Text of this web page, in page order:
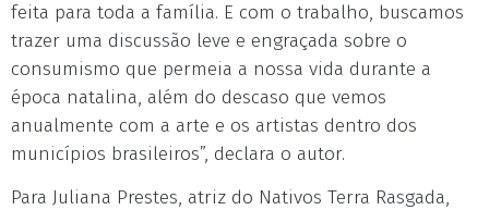
feita para toda a família. E com o trabalho, buscamos
trazer uma discussão leve e engraçada sobre o
consumismo que permeia a nossa vida durante a
época natalina, além do descaso que vemos
anualmente com a arte e os artistas dentro dos
municípios brasileiros”, declara o autor.
Para Juliana Prestes, atriz do Nativos Terra Rasgada,